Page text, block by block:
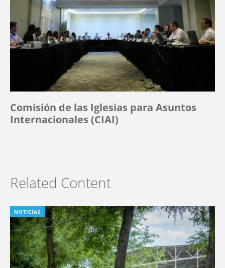
Comisión de las Iglesias para Asuntos
Internacionales (CIAI)
Related Content
NOTICIAS